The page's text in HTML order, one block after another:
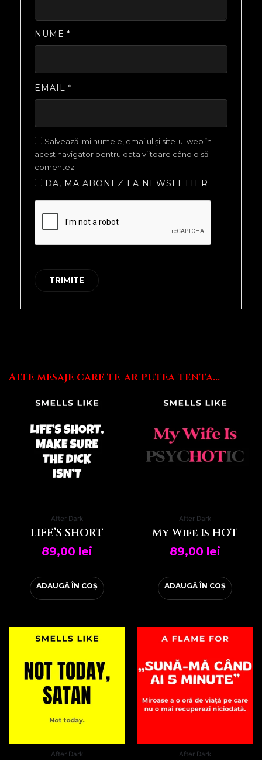
NUME *
EMAIL *
Salvează-mi numele, emailul și site-ul web în
acest navigator pentru data viitoare când o să
comentez.
DA, MA ABONEZ LA NEWSLETTER
Alte mesaje care te-ar putea tenta...
After Dark
LIFE’S SHORT
89,00 lei
ADAUGĂ ÎN COȘ
After Dark
My Wife Is HOT
89,00 lei
ADAUGĂ ÎN COȘ
After Dark After Dark